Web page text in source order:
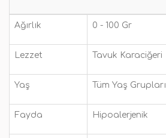
Ağırlık 0 - 100 Gr
Lezzet Tavuk Karaciğeri
Yaş Tüm Yaş Grupları
Fayda Hipoalerjenik